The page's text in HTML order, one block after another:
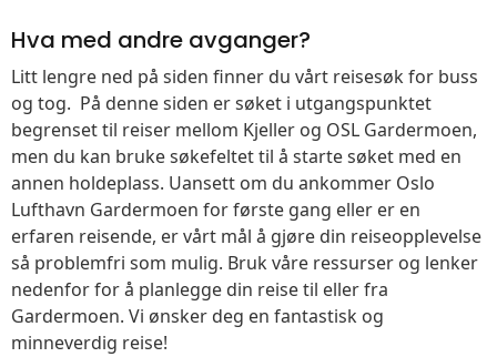
Hva med andre avganger?
Litt lengre ned på siden finner du vårt reisesøk for buss
og tog. På denne siden er søket i utgangspunktet
begrenset til reiser mellom Kjeller og OSL Gardermoen,
men du kan bruke søkefeltet til å starte søket med en
annen holdeplass. Uansett om du ankommer Oslo
Lufthavn Gardermoen for første gang eller er en
erfaren reisende, er vårt mål å gjøre din reiseopplevelse
så problemfri som mulig. Bruk våre ressurser og lenker
nedenfor for å planlegge din reise til eller fra
Gardermoen. Vi ønsker deg en fantastisk og
minneverdig reise!